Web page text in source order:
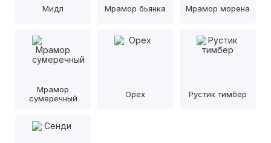
Мидл Мрамор бьянка Мрамор морена
Мрамор
сумеречный
Орех Рустик тимбер